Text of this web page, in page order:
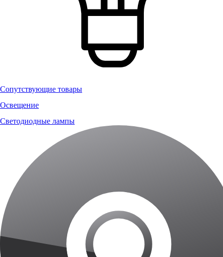
Сопутствующие товары
Освещение
Светодиодные лампы